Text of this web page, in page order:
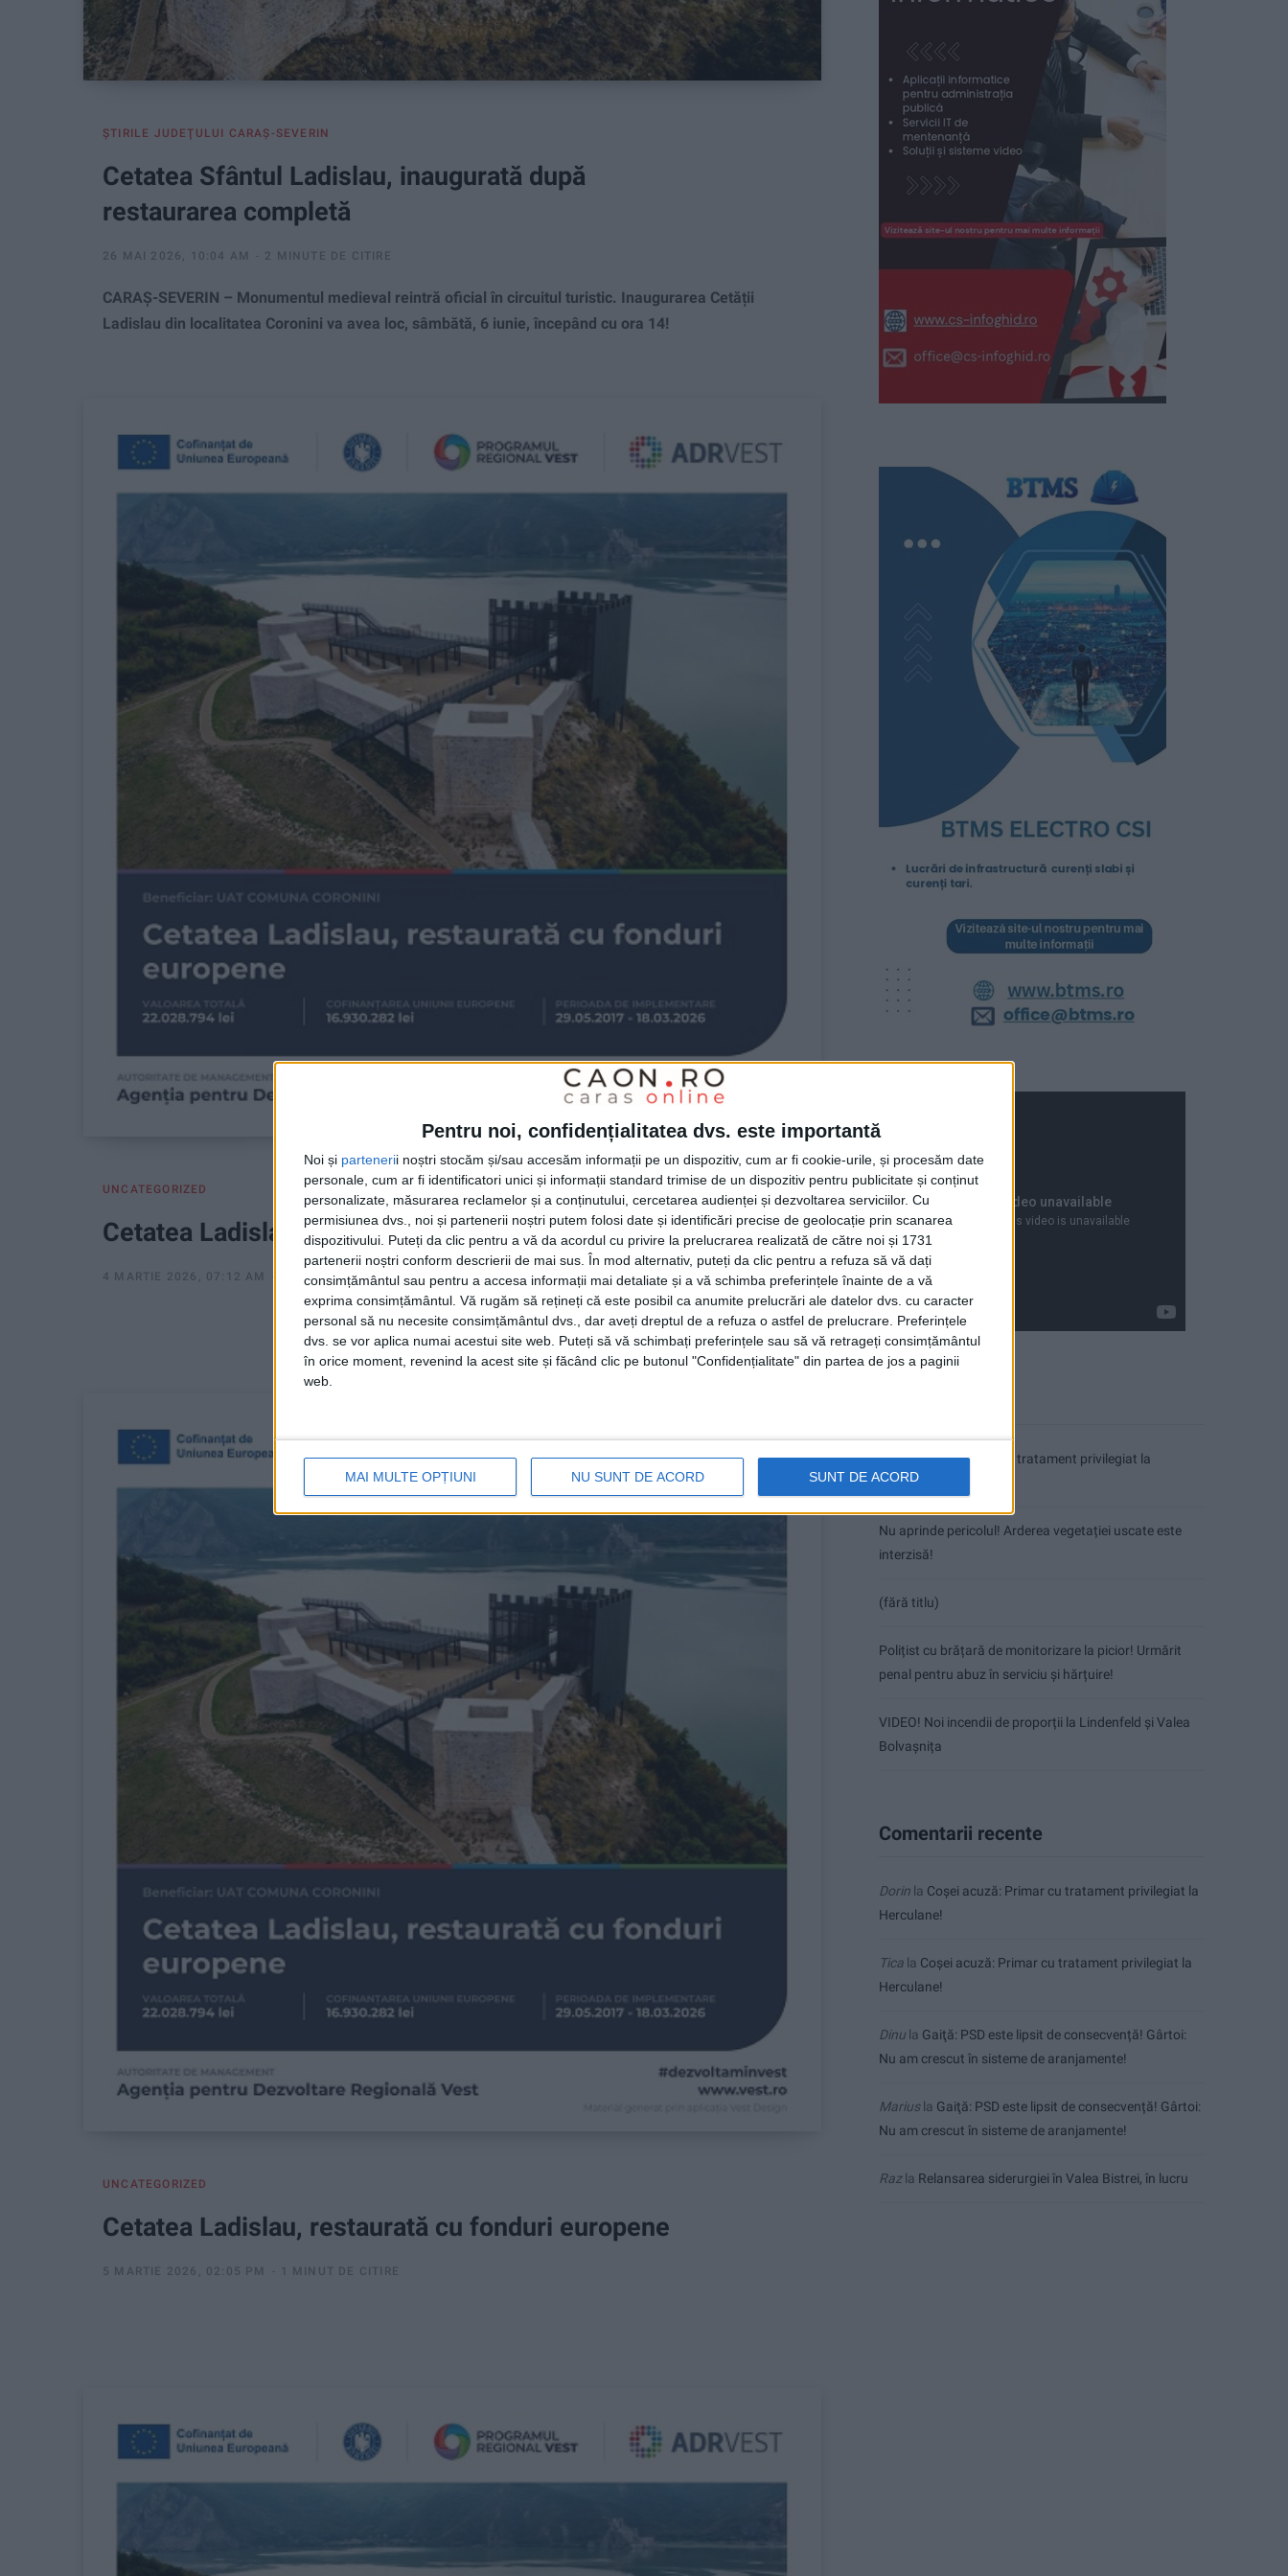
Pentru noi, confidențialitatea dvs. este importantă
Noi și partenerii noștri stocăm și/sau accesăm informații pe un dispozitiv, cum ar fi cookie-urile, și procesăm date
personale, cum ar fi identificatori unici și informații standard trimise de un dispozitiv pentru publicitate și conținut
personalizate, măsurarea reclamelor și a conținutului, cercetarea audienței și dezvoltarea serviciilor. Cu
permisiunea dvs., noi și partenerii noștri putem folosi date și identificări precise de geolocație prin scanarea
dispozitivului. Puteți da clic pentru a vă da acordul cu privire la prelucrarea realizată de către noi și 1731
partenerii noștri conform descrierii de mai sus. În mod alternativ, puteți da clic pentru a refuza să vă dați
consimțământul sau pentru a accesa informații mai detaliate și a vă schimba preferințele înainte de a vă
exprima consimțământul. Vă rugăm să rețineți că este posibil ca anumite prelucrări ale datelor dvs. cu caracter
personal să nu necesite consimțământul dvs., dar aveți dreptul de a refuza o astfel de prelucrare. Preferințele
dvs. se vor aplica numai acestui site web. Puteți să vă schimbați preferințele sau să vă retrageți consimțământul
în orice moment, revenind la acest site și făcând clic pe butonul "Confidențialitate" din partea de jos a paginii
web.
MAI MULTE OPȚIUNI NU SUNT DE ACORD SUNT DE ACORD
ŞTIRILE JUDEŢULUI CARAŞ-SEVERIN
Cetatea Sfântul Ladislau, inaugurată după
restaurarea completă
26 MAI 2026, 10:04 AM 2 MINUTE DE CITIRE
CARAȘ-SEVERIN – Monumentul medieval reintră oficial în circuitul turistic. Inaugurarea Cetății
Ladislau din localitatea Coronini va avea loc, sâmbătă, 6 iunie, începând cu ora 14!
UNCATEGORIZED
Cetatea Ladislau, restaurată cu fonduri europene
4 MARTIE 2026, 07:12 AM 1 MINUT DE CITIRE
UNCATEGORIZED
Cetatea Ladislau, restaurată cu fonduri europene
5 MARTIE 2026, 02:05 PM 1 MINUT DE CITIRE
Coșei acuză: Primar cu tratament privilegiat la
Herculane!
Nu aprinde pericolul! Arderea vegetației uscate este
interzisă!
(fără titlu)
Polițist cu brățară de monitorizare la picior! Urmărit
penal pentru abuz în serviciu și hărțuire!
VIDEO! Noi incendii de proporții la Lindenfeld și Valea
Bolvașnița
Comentarii recente
Dorin la Coșei acuză: Primar cu tratament privilegiat la
Herculane!
Tica la Coșei acuză: Primar cu tratament privilegiat la
Herculane!
Dinu la Gaiţă: PSD este lipsit de consecvență! Gârtoi:
Nu am crescut în sisteme de aranjamente!
Mariusla Gaiţă: PSD este lipsit de consecvență! Gârtoi:
Nu am crescut în sisteme de aranjamente!
Razla Relansarea siderurgiei în Valea Bistrei, în lucru